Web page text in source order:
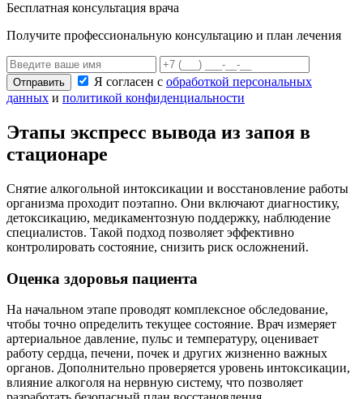
Бесплатная консультация врача
Получите профессиональную консультацию и план лечения
Отправить Я согласен с обработкой персональных
данных и политикой конфиденциальности
Этапы экспресс вывода из запоя в
стационаре
Снятие алкогольной интоксикации и восстановление работы
организма проходит поэтапно. Они включают диагностику,
детоксикацию, медикаментозную поддержку, наблюдение
специалистов. Такой подход позволяет эффективно
контролировать состояние, снизить риск осложнений.
Оценка здоровья пациента
На начальном этапе проводят комплексное обследование,
чтобы точно определить текущее состояние. Врач измеряет
артериальное давление, пульс и температуру, оценивает
работу сердца, печени, почек и других жизненно важных
органов. Дополнительно проверяется уровень интоксикации,
влияние алкоголя на нервную систему, что позволяет